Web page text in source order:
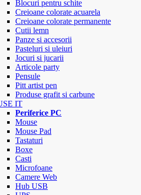
Blocuri pentru schite
Creioane colorate acuarela
Creioane colorate permanente
Cutii lemn
Panze si accesorii
Pasteluri si uleiuri
Jocuri si jucarii
Articole party
Pensule
Pitt artist pen
Produse grafit si carbune
IT
Periferice PC
Mouse
Mouse Pad
Tastaturi
Boxe
Casti
Microfoane
Camere Web
Hub USB